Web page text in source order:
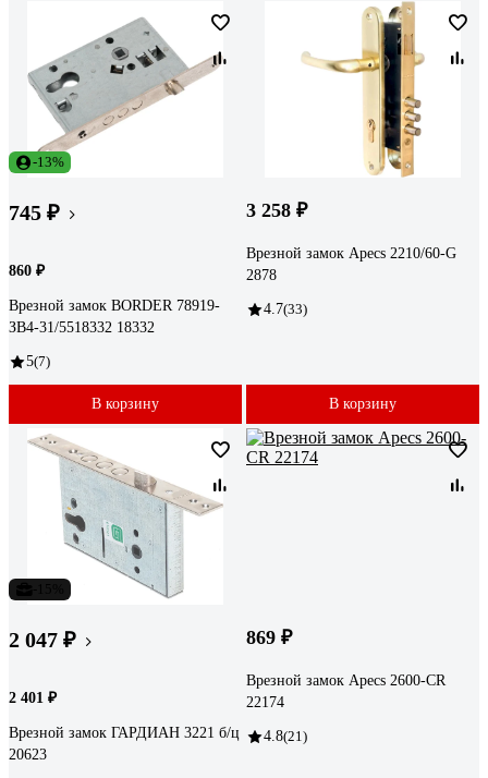
-13%
745 ₽
860 ₽
Врезной замок BORDER 78919-
ЗВ4-31/5518332 18332
5(7)
В корзину
3 258 ₽
Врезной замок Apecs 2210/60-G
2878
4.7(33)
В корзину
2 047 ₽
2 401 ₽
Врезной замок ГАРДИАН 3221 б/ц
20623
869 ₽
Врезной замок Apecs 2600-CR
22174
4.8(21)